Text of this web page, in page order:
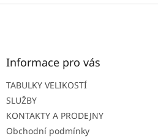
Z
Informace pro vás
TABULKY VELIKOSTÍ
SLUŽBY
KONTAKTY A PRODEJNY
Obchodní podmínky